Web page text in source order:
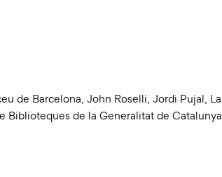
de Barcelona, John Roselli, Jordi Pujal, La
Biblioteques de la Generalitat de Catalunya